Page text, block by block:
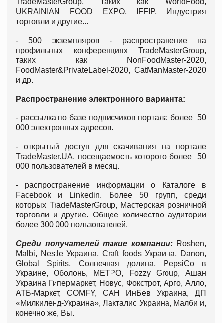
UKRAINIAN FOOD EXPO, IFFIP, Индустрия
торговли и другие...
- 500 экземпляров - распространение на
профильных конференциях TradeMasterGroup,
таких как NonFoodMaster-2020,
FoodMaster&PrivateLabel-2020, СatManMaster-2020
и др.
Распространение электронного варианта:
- рассылка по базе подписчиков портала более 50
000 электронных адресов.
- открытый доступ для скачивания на портале
TradeMaster.UA, посещаемость которого более 50
000 пользователей в месяц.
- распространение информации о Каталоге в
Facebook и Linkedin. Более 50 групп, среди
которых TradeMasterGroup, Мастерская розничной
торговли и другие. Общее количество аудитории
более 300 000 пользователей.
Среди получателей такие компании:Roshen,
Malbi, Nestle Украина, Craft foods Украина, Danon,
Global Spirits, Солнечная долина, PepsiCo в
Украине, Оболонь, МЕТРО, Fozzy Group, Ашан
Украина Гипермаркет, Новус, Фокстрот, Арго, Алло,
АТБ-Маркет, COMFY, САН ИнБев Украина, ДП
«Милкиленд-Украина», Лакталис Украина, Малби и,
конечно же, Вы.